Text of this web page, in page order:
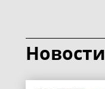
Новости